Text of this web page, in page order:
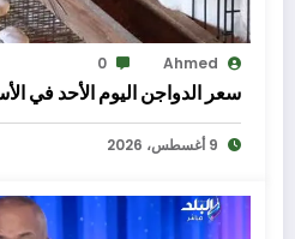
Ahmed
0
سعر الدواجن اليوم الأحد في
9 أغسطس، 2026